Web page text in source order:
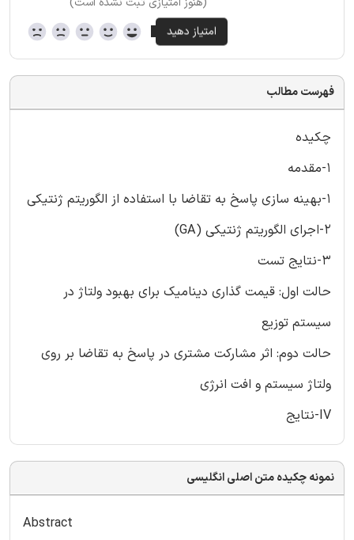
فهرست مطالب
چکیده
1-مقدمه
1-بهینه سازی پاسخ به تقاضا با استفاده از الگوریتم ژنتیکی
2-اجرای الگوریتم ژنتیکی (GA)
3-نتایج تست
حالت اول: قیمت گذاری دینامیک برای بهبود ولتاژ در
سیستم توزیع
حالت دوم: اثر مشارکت مشتری در پاسخ به تقاضا بر روی
ولتاژ سیستم و افت انرژی
IV-نتایج
نمونه چکیده متن اصلی انگلیسی
Abstract